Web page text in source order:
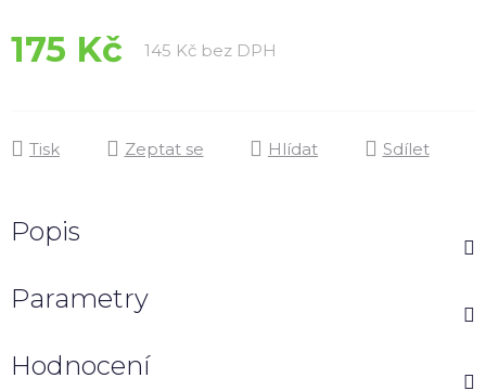
175 Kč 145 Kč bez DPH
Tisk Zeptat se Hlídat Sdílet
Popis
Parametry
Hodnocení